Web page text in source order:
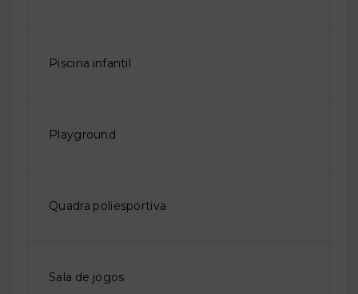
Piscina infantil
Playground
Quadra poliesportiva
Sala de jogos